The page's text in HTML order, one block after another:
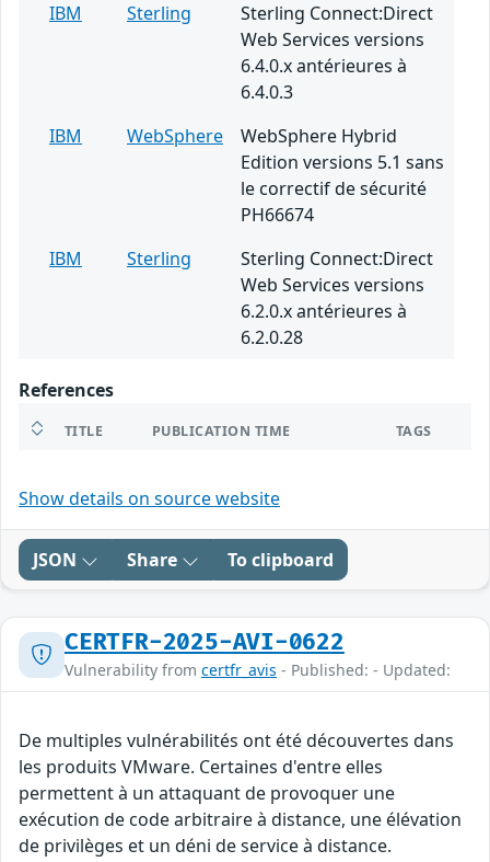
IBM
Sterling
Sterling Connect:Direct
Web Services versions
6.4.0.x antérieures à
6.4.0.3
IBM
WebSphere
WebSphere Hybrid
Edition versions 5.1 sans
le correctif de sécurité
PH66674
IBM
Sterling
Sterling Connect:Direct
Web Services versions
6.2.0.x antérieures à
6.2.0.28
References
TITLE PUBLICATION TIME TAGS
Show details on source website
JSON Share To clipboard
CERTFR-2025-AVI-0622
Vulnerability from certfr_avis - Published: - Updated:
De multiples vulnérabilités ont été découvertes dans
les produits VMware. Certaines d'entre elles
permettent à un attaquant de provoquer une
exécution de code arbitraire à distance, une élévation
de privilèges et un déni de service à distance.